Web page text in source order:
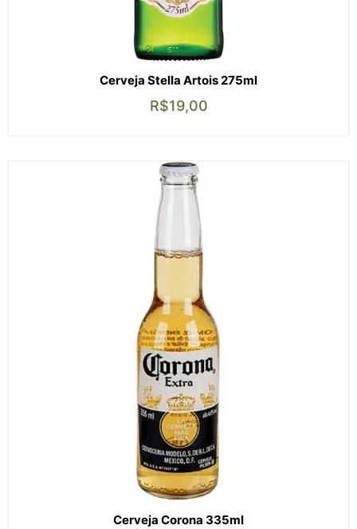
Cerveja Stella Artois 275ml
R$19,00
Cerveja Corona 335ml